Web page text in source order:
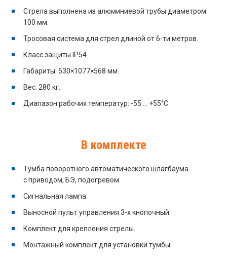
Стрела выполнена из алюминиевой трубы диаметром
100 мм.
Тросовая система для стрел длиной от 6-ти метров.
Класс защиты IP54.
Габариты: 530×1077×568 мм.
Вес: 280 кг.
Диапазон рабочих температур: -55 … +55°C
В комплекте
Тумба поворотного автоматического шлагбаума
с приводом, БЭ, подогревом.
Сигнальная лампа.
Выносной пульт управления 3-х кнопочный.
Комплект для крепления стрелы.
Монтажный комплект для установки тумбы.